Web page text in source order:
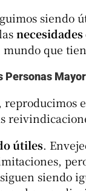
siendo
que
útiles.
siendo